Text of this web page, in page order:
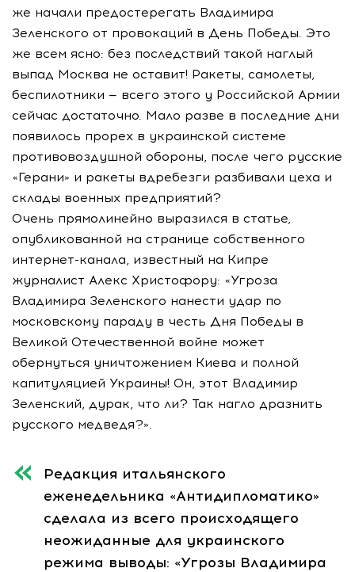
же начали предостерегать Владимира
Зеленского от провокаций в День Победы. Это
же всем ясно: без последствий такой наглый
выпад Москва не оставит! Ракеты, самолеты,
беспилотники — всего этого у Российской Армии
сейчас достаточно. Мало разве в последние дни
появилось прорех в украинской системе
противовоздушной обороны, после чего русские
«Герани» и ракеты вдребезги разбивали цеха и
склады военных предприятий?
Очень прямолинейно выразился в статье,
опубликованной на странице собственного
интернет-канала, известный на Кипре
журналист Алекс Христофору: «Угроза
Владимира Зеленского нанести удар по
московскому параду в честь Дня Победы в
Великой Отечественной войне может
обернуться уничтожением Киева и полной
капитуляцией Украины! Он, этот Владимир
Зеленский, дурак, что ли? Так нагло дразнить
русского медведя?».
Редакция итальянского
еженедельника «Антидипломатико»
сделала из всего происходящего
неожиданные для украинского
режима выводы: «Угрозы Владимира